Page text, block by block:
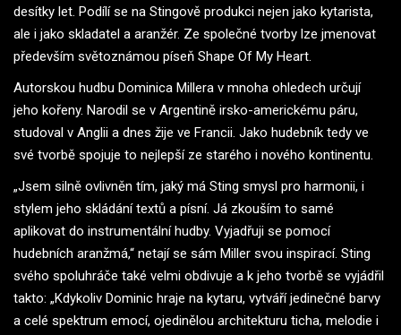
desítky let. Podílí se na Stingově produkci nejen jako kytarista,
ale i jako skladatel a aranžér. Ze společné tvorby lze jmenovat
především světoznámou píseň Shape Of My Heart.
Autorskou hudbu Dominica Millera v mnoha ohledech určují
jeho kořeny. Narodil se v Argentině irsko-americkému páru,
studoval v Anglii a dnes žije ve Francii. Jako hudebník tedy ve
své tvorbě spojuje to nejlepší ze starého i nového kontinentu.
„Jsem silně ovlivněn tím, jaký má Sting smysl pro harmonii, i
stylem jeho skládání textů a písní. Já zkouším to samé
aplikovat do instrumentální hudby. Vyjadřuji se pomocí
hudebních aranžmá,“ netají se sám Miller svou inspirací. Sting
svého spoluhráče také velmi obdivuje a k jeho tvorbě se vyjádřil
takto: „Kdykoliv Dominic hraje na kytaru, vytváří jedinečné barvy
a celé spektrum emocí, ojedinělou architekturu ticha, melodie i